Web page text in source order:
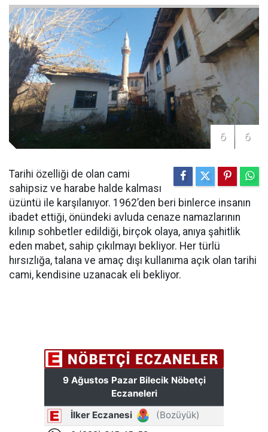
6 6
Tarihi özelliği de olan cami
sahipsiz ve harabe halde kalması
üzüntü ile karşılanıyor. 1962’den beri binlerce insanın
ibadet ettiği, önündeki avluda cenaze namazlarının
kılınıp sohbetler edildiği, birçok olaya, anıya şahitlik
eden mabet, sahip çıkılmayı bekliyor. Her türlü
hırsızlığa, talana ve amaç dışı kullanıma açık olan tarihi
cami, kendisine uzanacak eli bekliyor.